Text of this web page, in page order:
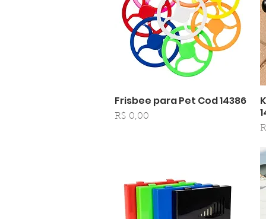
Visualização rápida
Frisbee para Pet Cod 14386
Preço
R$ 0,00